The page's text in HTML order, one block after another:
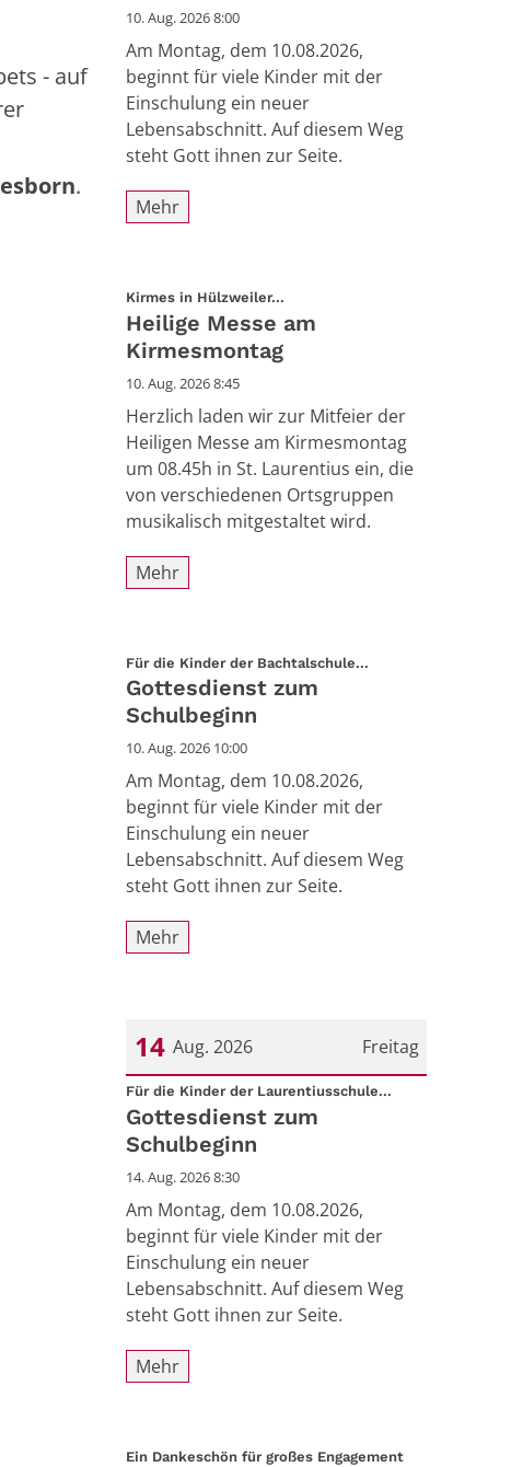
- auf
.
10. Aug. 2026 8:00
Am Montag, dem 10.08.2026,
beginnt für viele Kinder mit der
Einschulung ein neuer
Lebensabschnitt. Auf diesem Weg
steht Gott ihnen zur Seite.
Mehr
Kirmes in Hülzweiler...
Heilige Messe am
Kirmesmontag
10. Aug. 2026 8:45
Herzlich laden wir zur Mitfeier der
Heiligen Messe am Kirmesmontag
um 08.45h in St. Laurentius ein, die
von verschiedenen Ortsgruppen
musikalisch mitgestaltet wird.
Mehr
Für die Kinder der Bachtalschule...
Gottesdienst zum
Schulbeginn
10. Aug. 2026 10:00
Am Montag, dem 10.08.2026,
beginnt für viele Kinder mit der
Einschulung ein neuer
Lebensabschnitt. Auf diesem Weg
steht Gott ihnen zur Seite.
Mehr
Freitag
14 Aug. 2026
Datum: 14. August 2026
Für die Kinder der Laurentiusschule...
Gottesdienst zum
Schulbeginn
14. Aug. 2026 8:30
Am Montag, dem 10.08.2026,
beginnt für viele Kinder mit der
Einschulung ein neuer
Lebensabschnitt. Auf diesem Weg
steht Gott ihnen zur Seite.
Mehr
Ein Dankeschön für großes Engagement: